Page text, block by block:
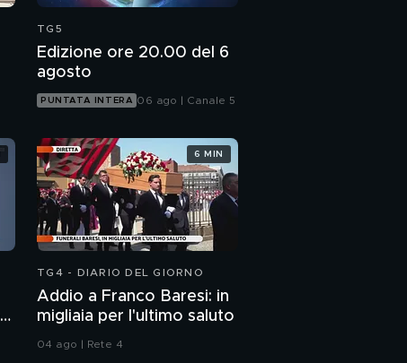
TG5
Edizione ore 20.00 del 6
agosto
PUNTATA INTERA 06 ago | Canale 5
TG4 - DIARIO DEL GIORNO
Addio a Franco Baresi: in
migliaia per l'ultimo saluto
04 ago | Rete 4
6 MIN